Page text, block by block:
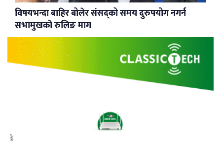
विषयभन्दा बाहिर बोलेर संसद्को समय दुरुपयोग नगर्न
सभामुखको रुलिङ माग